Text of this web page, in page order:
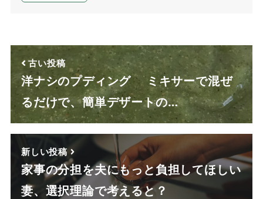
古い投稿
洋ナシのプディング ミキサーで混ぜ
るだけで、簡単デザートの…
新しい投稿
家事の分担を夫にもっと負担してほしい
妻、選択理論で考えると？